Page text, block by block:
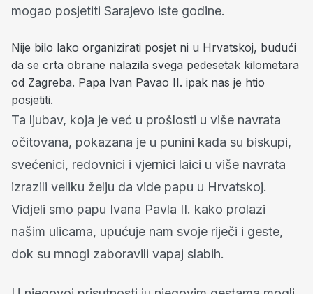
mogao posjetiti Sarajevo iste godine.
Nije bilo lako organizirati posjet ni u Hrvatskoj, budući
da se crta obrane nalazila svega pedesetak kilometara
od Zagreba. Papa Ivan Pavao II. ipak nas je htio
posjetiti.
Ta ljubav, koja je već u prošlosti u više navrata
očitovana, pokazana je u punini kada su biskupi,
svećenici, redovnici i vjernici laici u više navrata
izrazili veliku želju da vide papu u Hrvatskoj.
Vidjeli smo papu Ivana Pavla II. kako prolazi
našim ulicama, upućuje nam svoje riječi i geste,
dok su mnogi zaboravili vapaj slabih.